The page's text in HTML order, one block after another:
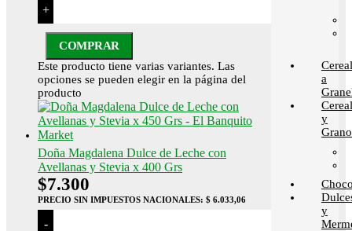
+
COMPRAR
Este producto tiene varias variantes. Las
opciones se pueden elegir en la página del
producto
Doña Magdalena Dulce de Leche con
Avellanas y Stevia x 400 Grs
$7.300
PRECIO SIN IMPUESTOS NACIONALES: $ 6.033,06
-
a
y
y